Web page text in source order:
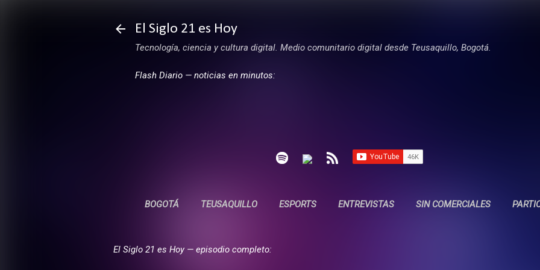
El Siglo 21 es Hoy
Tecnología, ciencia y cultura digital. Medio comunitario digital desde Teusaquillo, Bogotá.
Flash Diario — noticias en minutos:
BOGOTÁ TEUSAQUILLO ESPORTS ENTREVISTAS SIN COMERCIALES
El Siglo 21 es Hoy — episodio completo: